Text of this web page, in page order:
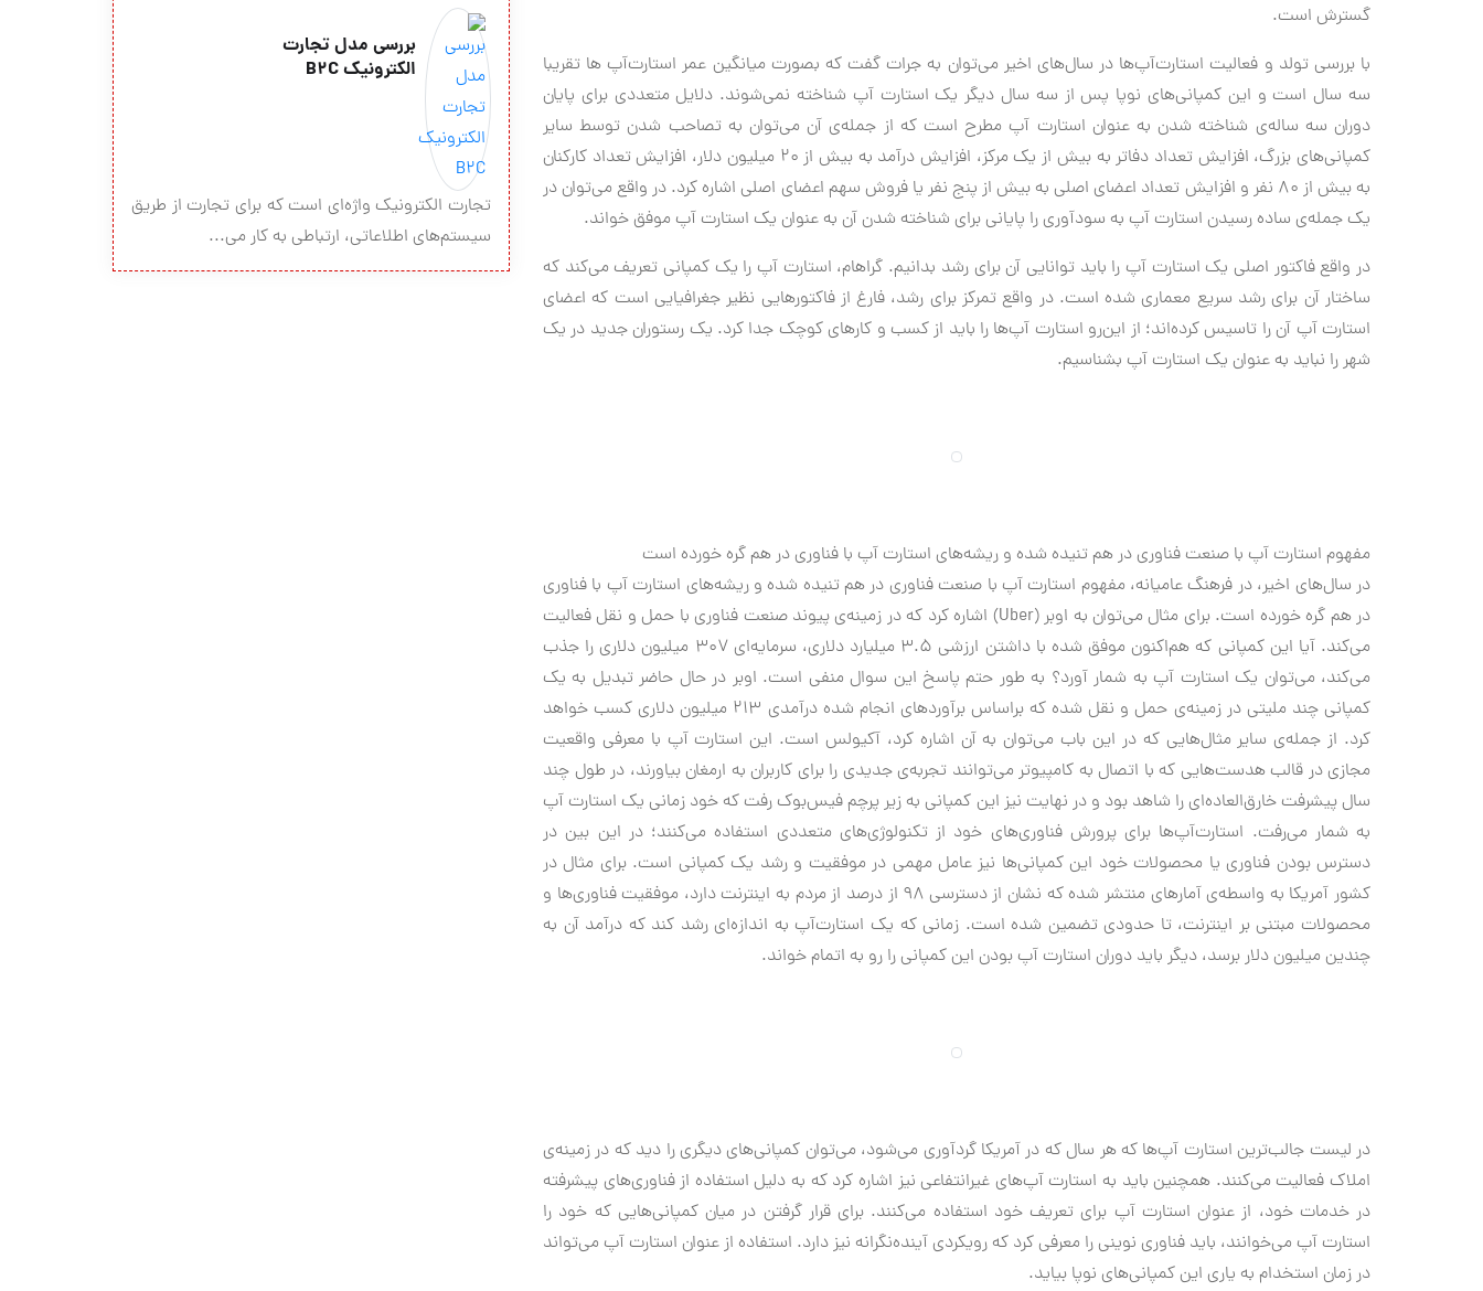
گسترش است.
با بررسی تولد و فعالیت استارت‌آپ‌ها در سال‌های اخیر می‌توان به جرات گفت که بصورت میانگین عمر استارت‌آپ ها تقریبا
سه سال است و این کمپانی‌های نوپا پس از سه سال دیگر یک استارت آپ شناخته نمی‌شوند. دلایل متعددی برای پایان
دوران سه ساله‌ی شناخته شدن به عنوان استارت آپ مطرح است که از جمله‌ی آن می‌توان به تصاحب شدن توسط سایر
کمپانی‌های بزرگ، افزایش تعداد دفاتر به بیش از یک مرکز، افزایش درآمد به بیش از ۲۰ میلیون دلار، افزایش تعداد کارکنان
به بیش از ۸۰ نفر و افزایش تعداد اعضای اصلی به بیش از پنج نفر یا فروش سهم اعضای اصلی اشاره کرد. در واقع می‌توان در
یک جمله‌ی ساده رسیدن استارت آپ به سودآوری را پایانی برای شناخته شدن آن به عنوان یک استارت آپ موفق خواند.
در واقع فاکتور اصلی یک استارت آپ را باید توانایی آن برای رشد بدانیم. گراهام، استارت آپ را یک کمپانی تعریف می‌کند که
ساختار آن برای رشد سریع معماری شده است. در واقع تمرکز برای رشد، فارغ از فاکتورهایی نظیر جغرافیایی است که اعضای
استارت آپ آن را تاسیس کرده‌اند؛ از این‌رو استارت آپ‌ها را باید از کسب و کارهای کوچک جدا کرد. یک رستوران جدید در یک
شهر را نباید به عنوان یک استارت آپ بشناسیم.
مفهوم استارت آپ با صنعت فناوری در هم تنیده شده و ریشه‌های استارت آپ با فناوری در هم گره خورده است
در سال‌های اخیر، در فرهنگ عامیانه، مفهوم استارت آپ با صنعت فناوری در هم تنیده شده و ریشه‌های استارت آپ با فناوری
در هم گره خورده است. برای مثال می‌توان به اوبر (Uber) اشاره کرد که در زمینه‌ی پیوند صنعت فناوری با حمل و نقل فعالیت
می‌کند. آیا این کمپانی که هم‌اکنون موفق شده با داشتن ارزشی ۳.۵ میلیارد دلاری، سرمایه‌ای ۳۰۷ میلیون دلاری را جذب
می‌کند، می‌توان یک استارت آپ به شمار آورد؟ به طور حتم پاسخ این سوال منفی است. اوبر در حال حاضر تبدیل به یک
کمپانی چند ملیتی در زمینه‌ی حمل و نقل شده که براساس برآوردهای انجام شده درآمدی ۲۱۳ میلیون دلاری کسب خواهد
کرد. از جمله‌ی سایر مثال‌هایی که در این باب می‌توان به آن اشاره کرد، آکیولس است. این استارت آپ با معرفی واقعیت
مجازی در قالب هدست‌هایی که با اتصال به کامپیوتر می‌توانند تجربه‌ی جدیدی را برای کاربران به ارمغان بیاورند، در طول چند
سال پیشرفت خارق‌العاده‌ای را شاهد بود و در نهایت نیز این کمپانی به زیر پرچم فیس‌بوک رفت که خود زمانی یک استارت آپ
به شمار می‌رفت. استارت‌آپ‌ها برای پرورش فناوری‌های خود از تکنولوژی‌های متعددی استفاده می‌کنند؛ در این بین در
دسترس بودن فناوری‌ یا محصولات خود این کمپانی‌ها نیز عامل مهمی در موفقیت و رشد یک کمپانی است. برای مثال در
کشور آمریکا به واسطه‌ی آمارهای منتشر شده که نشان از دسترسی ۹۸ از درصد از مردم به اینترنت دارد، موفقیت فناوری‌ها و
محصولات مبتنی بر اینترنت، تا حدودی تضمین شده است. زمانی که یک استارت‌آپ به اندازه‌ای رشد کند که درآمد آن به
چندین میلیون دلار برسد، دیگر باید دوران استارت آپ بودن این کمپانی را رو به اتمام خواند.
در لیست جالب‌ترین استارت‌ آپ‌ها که هر سال که در آمریکا گردآوری می‌شود، می‌توان کمپانی‌های دیگری را دید که در زمینه‌ی
املاک فعالیت می‌کنند. همچنین باید به استارت آپ‌های غیرانتفاعی نیز اشاره کرد که به دلیل استفاده از فناوری‌های پیشرفته
در خدمات خود، از عنوان استارت آپ برای تعریف خود استفاده می‌کنند. برای قرار گرفتن در میان کمپانی‌هایی که خود را
استارت آپ می‌خوانند، باید فناوری نوینی را معرفی کرد که رویکردی آینده‌نگرانه نیز دارد. استفاده از عنوان استارت آپ می‌تواند
در زمان استخدام به یاری این کمپانی‌های نوپا بیاید.
بررسي مدل تجارت
الكترونيك B2C
تجارت الكترونيك واژه‌اي است كه براي تجارت از طريق
سيستم‌هاي اطلاعاتي، ارتباطي به كار مي...